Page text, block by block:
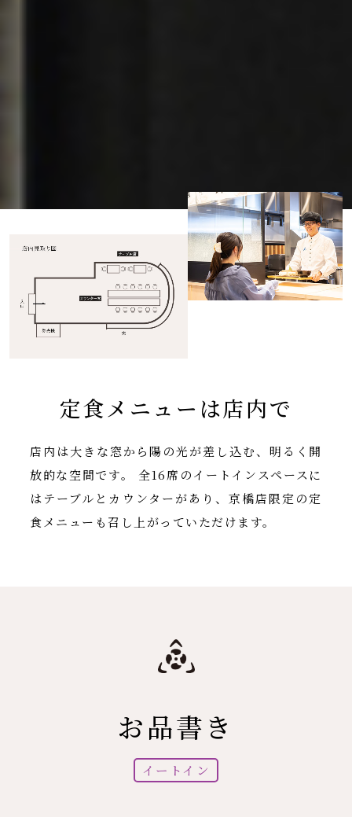
定食メニューは店内で
店内は大きな窓から陽の光が差し込む、明るく開
放的な空間です。 全16席のイートインスペースに
はテーブルとカウンターがあり、京橋店限定の定
食メニューも召し上がっていただけます。
お品書き
イートイン